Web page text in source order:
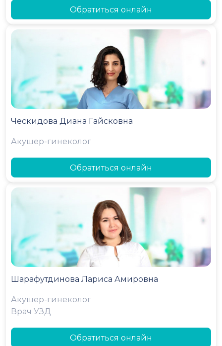
Обратиться онлайн
Ческидова Диана Гайсковна
Акушер-гинеколог
Обратиться онлайн
Шарафутдинова Лариса Амировна
Акушер-гинеколог
Врач УЗД
Обратиться онлайн